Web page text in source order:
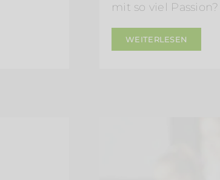
mit so viel Passion?
WEITERLESEN